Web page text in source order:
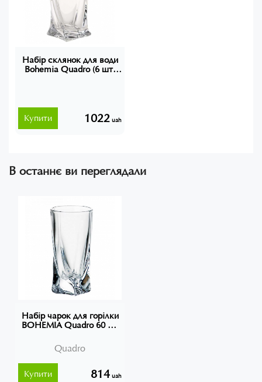
моментами на кожному ковтку.
Набір склянок для води
Bohemia Quadro (6 шт)
1022 uah
Купити
В останнє ви переглядали
Набір чарок для горілки
BOHEMIA Quadro 60 мл
Quadro
814 uah
Купити